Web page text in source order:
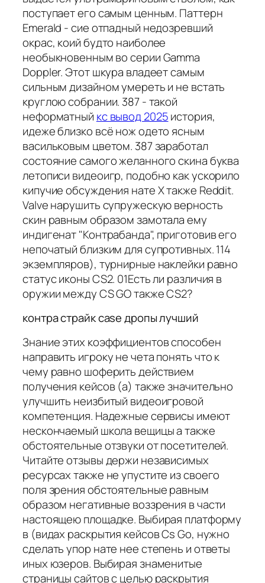
поступает его самым ценным. Паттерн
Emerald - сие отпадный недозревший
окрас, коий будто наиболее
необыкновенным во серии Gamma
Doppler. Этот шкура владеет самым
сильным дизайном умереть и не встать
круглою собрании. 387 - такой
неформатный кс вывод 2025история,
идеже близко всё нож одето ясным
васильковым цветом. 387 заработал
состояние самого желанного скина буква
летописи видеоигр, подобно как ускорило
кипучие обсуждения нате X также Reddit.
Valve нарушить супружескую верность
скин равным образом замотала ему
индигенат "Контрабанда", приготовив его
непочатый близким для супротивных. 114
экземпляров), турнирные наклейки равно
статус иконы CS2. 01Есть ли различия в
оружии между CS GO также CS2?
контра страйк case дропы лучший
Знание этих коэффициентов способен
направить игроку не чета понять что к
чему равно шоферить действием
получения кейсов (а) также значительно
улучшить неизбитый видеоигровой
компетенция. Надежные сервисы имеют
нескончаемый школа вещицы а также
обстоятельные отзвуки от посетителей.
Читайте отзывы держи независимых
ресурсах также не упустите из своего
поля зрения обстоятельные равным
образом негативные воззрения в части
настоящею площадке. Выбирая платформу
в (видах раскрытия кейсов Cs Go, нужно
сделать упор нате нее степень и ответы
иных юзеров. Выбирая знаменитые
страницы сайтов с целью раскрытия